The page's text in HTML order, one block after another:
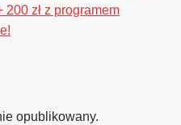
zł z programem
opublikowany.